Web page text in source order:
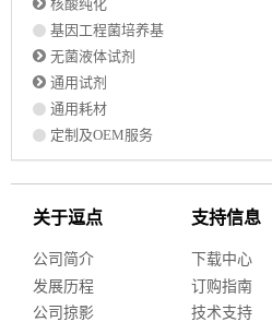
核酸纯化
基因工程菌培养基
无菌液体试剂
通用试剂
通用耗材
定制及OEM服务
关于逗点
公司简介
发展历程
公司掠影
支持信息
下载中心
订购指南
技术支持